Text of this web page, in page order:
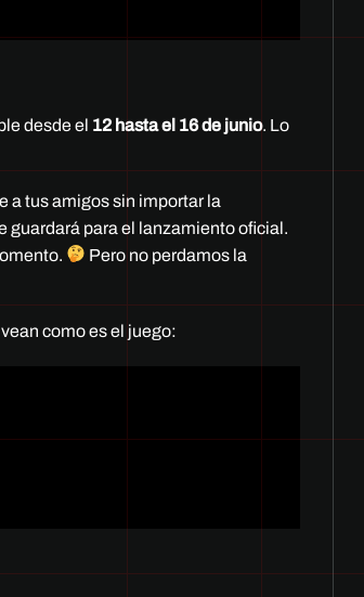
desde el 12 hasta el 16 de junio. Lo
a tus amigos sin importar la
guardará para el lanzamiento oficial.
Pero no perdamos la
como es el juego: